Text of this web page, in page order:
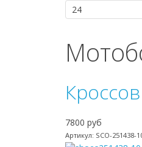
7800 руб
Артикул: SCO-251438-